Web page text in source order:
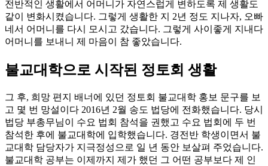
전반적인 생활에서 어머니가 자연스럽게 변하도록 제 생활도
같이 변화시켰습니다. 그렇게 생활한 지 2년 정도 지나자, 오빠
네서 어머니를 다시 모시고 갔습니다. 그렇게 사이좋게 지내다
어머니를 보내니 제 마음이 참 좋았습니다.
불교대학으로 시작된 정토회 생활
그 후, 희망 편지 배너에 있던 정토회 불교대학 홍보 문구를 보
고 몇 번 망설이다 2016년 2월 송도 법당에 전화했습니다. 당시
법당 부총무님이 수요 법회 참석을 권했고 수요 법회에 두 번
참석한 후에 불교대학에 입학했습니다. 경전반 학생이면서 불
교대학 담당자가 지극정성으로 일 년 동안 보살펴 주었습니다.
불교대학 공부는 이제까지 제가 했던 그 어떤 공부보다 제 인